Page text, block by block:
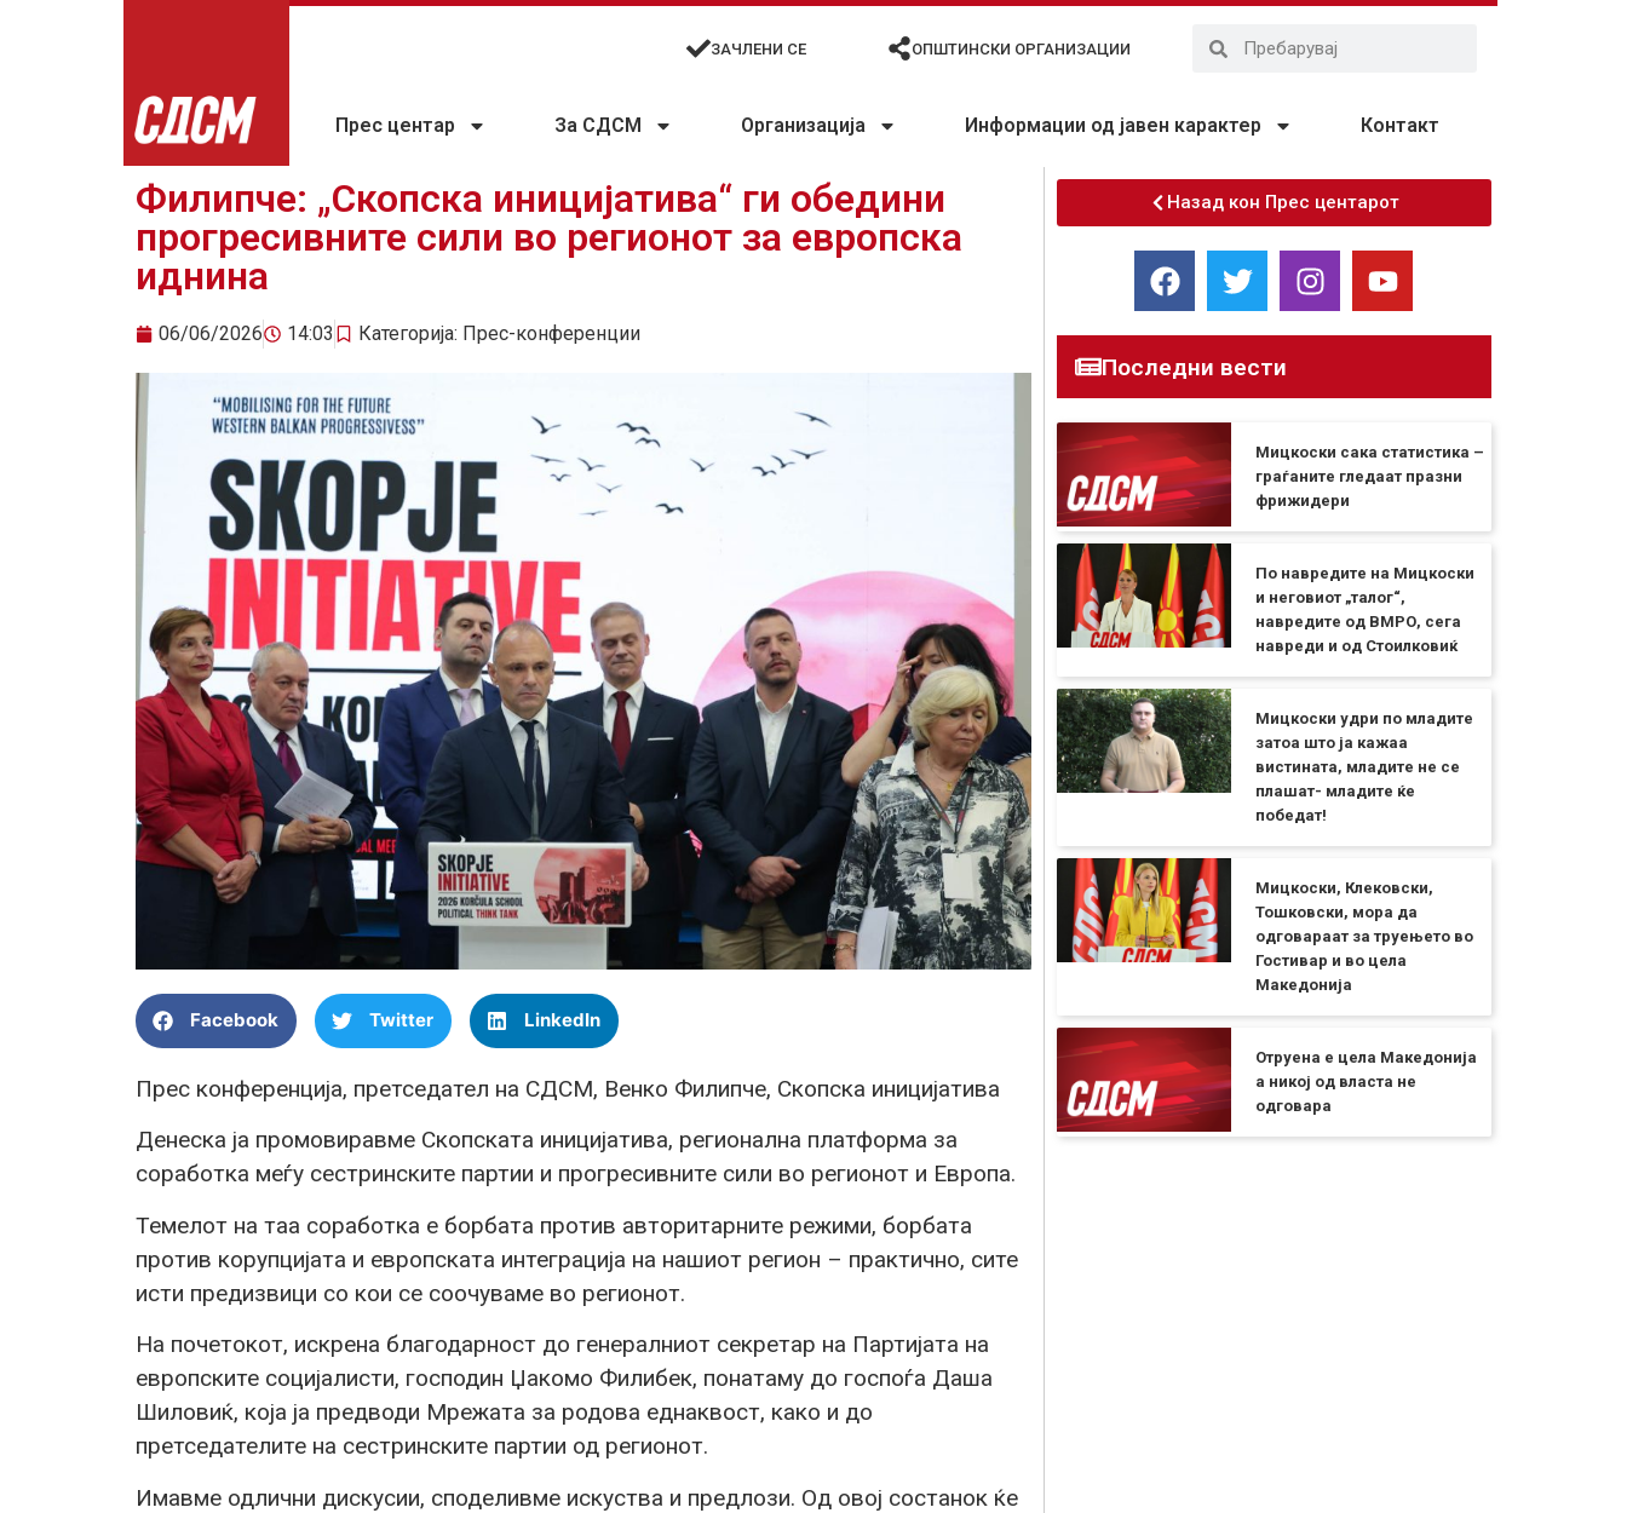
ЗАЧЛЕНИ СЕ ОПШТИНСКИ ОРГАНИЗАЦИИ
Прес центар За СДСМ Организација Информации од јавен карактер Контакт
Филипче: „Скопска иницијатива“ ги обедини
прогресивните сили во регионот за европска
иднина
06/06/2026 14:03 Категорија: Прес-конференции
Facebook Twitter LinkedIn
Прес конференција, претседател на СДСМ, Венко Филипче, Скопска иницијатива
Денеска ја промовиравме Скопската иницијатива, регионална платформа за
соработка меѓу сестринските партии и прогресивните сили во регионот и Европа.
Темелот на таа соработка е борбата против авторитарните режими, борбата
против корупцијата и европската интеграција на нашиот регион – практично, сите
исти предизвици со кои се соочуваме во регионот.
На почетокот, искрена благодарност до генералниот секретар на Партијата на
европските социјалисти, господин Џакомо Филибек, понатаму до госпоѓа Даша
Шиловиќ, која ја предводи Мрежата за родова еднаквост, како и до
претседателите на сестринските партии од регионот.
Имавме одлични дискусии, споделивме искуства и предлози. Од овој состанок ќе
Назад кон Прес центарот
Последни вести
Мицкоски сака статистика –
граѓаните гледаат празни
фрижидери
По навредите на Мицкоски
и неговиот „талог“,
навредите од ВМРО, сега
навреди и од Стоилковиќ
Мицкоски удри по младите
затоа што ја кажаа
вистината, младите не се
плашат- младите ќе
победат!
Мицкоски, Клековски,
Тошковски, мора да
одговараат за труењето во
Гостивар и во цела
Македонија
Отруена е цела Македонија
а никој од власта не
одговара